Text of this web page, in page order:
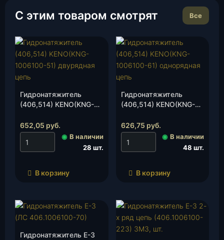
С этим товаром смотрят Все
Гидронатяжитель
(406,514) KENO(KNG-
цепь, шт.
652,05 руб.
◉ В наличии
28 шт.
В корзину
Гидронатяжитель
(406,514) KENO(KNG-
однорядная цепь, шт.
626,75 руб.
◉ В наличии
48 шт.
В корзину
Гидронатяжитель Е-3